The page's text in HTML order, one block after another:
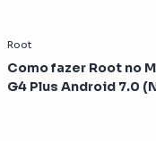
Como fazer Root no
G4 Plus Android 7.0